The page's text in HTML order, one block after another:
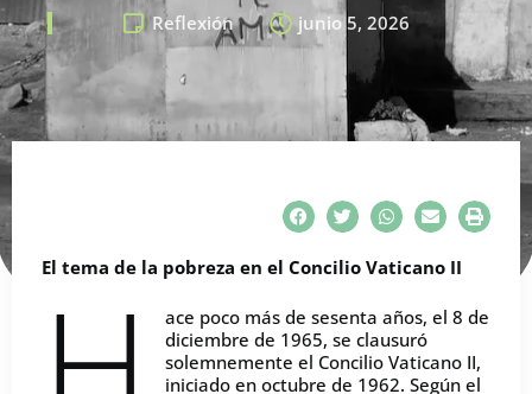
Reflexión junio 5, 2026
El tema de la pobreza en el Concilio Vaticano II
ace poco más de sesenta años, el 8 de
diciembre de 1965, se clausuró
solemnemente el Concilio Vaticano II,
iniciado en octubre de 1962. Según el